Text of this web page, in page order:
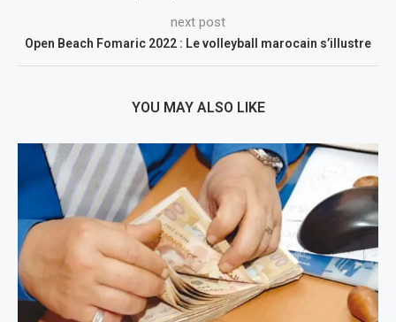
next post
Open Beach Fomaric 2022 : Le volleyball marocain s’illustre
YOU MAY ALSO LIKE